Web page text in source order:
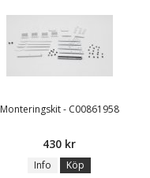
Monteringskit - C00861958
430 kr
Info Köp